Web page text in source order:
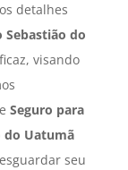
detalhes
Sebastião do
visando
Seguro para
do Uatumã
seu